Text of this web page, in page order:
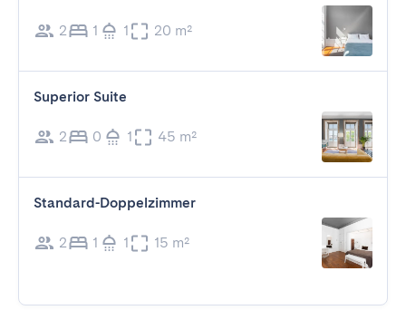
2 1 1 20 m²
Superior Suite
2 0 1 45 m²
Standard-Doppelzimmer
2 1 1 15 m²